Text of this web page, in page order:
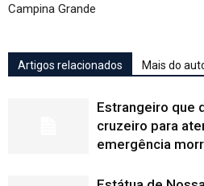
Campina Grande
Artigos relacionados Mais do
Estrangeiro que
cruzeiro para
emergência